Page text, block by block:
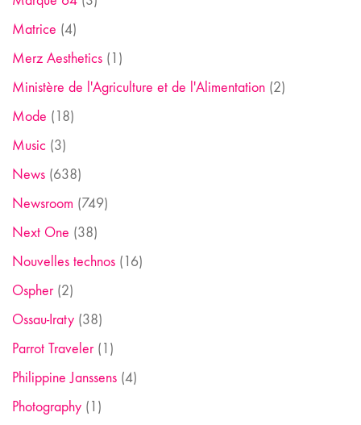
Matrice (4)
Merz Aesthetics (1)
Ministère de l'Agriculture et de l'Alimentation (2)
Mode (18)
Music (3)
News (638)
Newsroom (749)
Next One (38)
Nouvelles technos (16)
Ospher(2)
Ossau-Iraty (38)
Parrot Traveler(1)
Philippine Janssens (4)
Photography (1)